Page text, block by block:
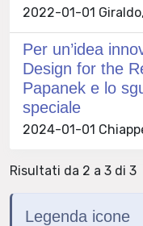
2022-01-01
Per un’idea
Design for the
Papanek e lo
speciale
2024-01-01
Risultati da 2 a 3 di 3
Legenda icone